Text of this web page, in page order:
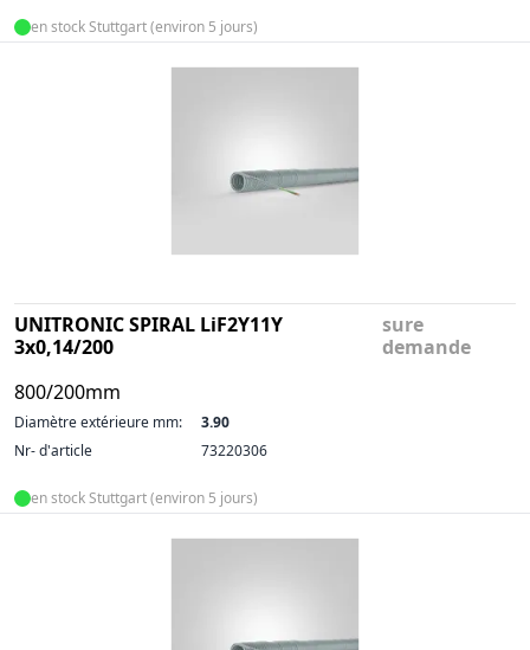
en stock Stuttgart (environ 5 jours)
UNITRONIC SPIRAL LiF2Y11Y
3x0,14/200
800/200mm
sure
demande
Diamètre extérieure mm:
3.90
Nr- d'article
73220306
en stock Stuttgart (environ 5 jours)